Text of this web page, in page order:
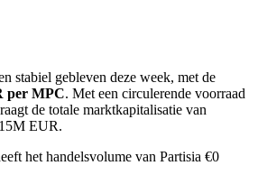
stabiel gebleven deze week, met de
per MPC. Met een circulerende voorraad
de totale marktkapitalisatie van
EUR.
het handelsvolume van Partisia €0